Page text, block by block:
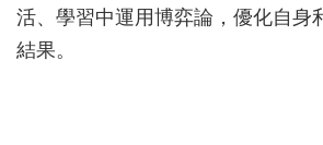
活、學習中運用博弈論，優化自身
結果。